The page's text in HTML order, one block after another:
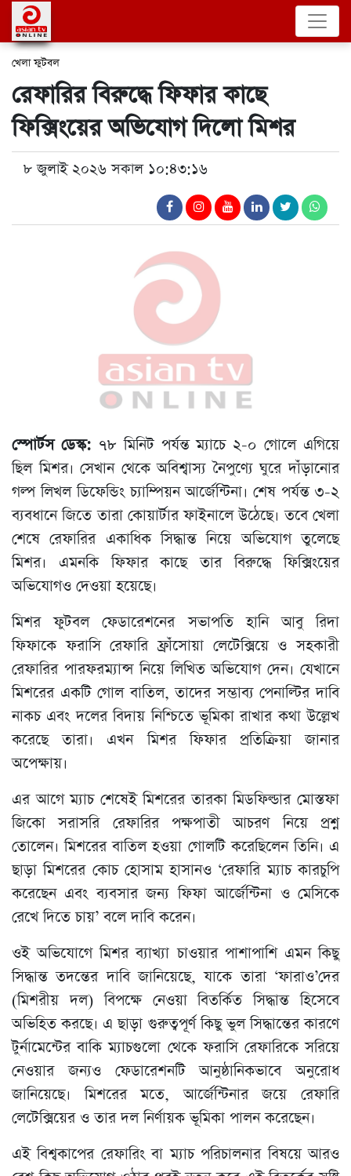
খেলা ফুটবল
রেফারির বিরুদ্ধে ফিফার কাছে
ফিক্সিংয়ের অভিযোগ দিলো মিশর
৮ জুলাই ২০২৬ সকাল ১০:৪৩:১৬
স্পোর্টস ডেস্ক: ৭৮ মিনিট পর্যন্ত ম্যাচে ২-০ গোলে এগিয়ে
ছিল মিশর। সেখান থেকে অবিশ্বাস্য নৈপুণ্যে ঘুরে দাঁড়ানোর
গল্প লিখল ডিফেন্ডিং চ্যাম্পিয়ন আর্জেন্টিনা। শেষ পর্যন্ত ৩-২
ব্যবধানে জিতে তারা কোয়ার্টার ফাইনালে উঠেছে। তবে খেলা
শেষে রেফারির একাধিক সিদ্ধান্ত নিয়ে অভিযোগ তুলেছে
মিশর। এমনকি ফিফার কাছে তার বিরুদ্ধে ফিক্সিংয়ের
অভিযোগও দেওয়া হয়েছে।
মিশর ফুটবল ফেডারেশনের সভাপতি হানি আবু রিদা
ফিফাকে ফরাসি রেফারি ফ্রাঁসোয়া লেটেক্সিয়ে ও সহকারী
রেফারির পারফরম্যান্স নিয়ে লিখিত অভিযোগ দেন। যেখানে
মিশরের একটি গোল বাতিল, তাদের সম্ভাব্য পেনাল্টির দাবি
নাকচ এবং দলের বিদায় নিশ্চিতে ভূমিকা রাখার কথা উল্লেখ
করেছে তারা। এখন মিশর ফিফার প্রতিক্রিয়া জানার
অপেক্ষায়।
এর আগে ম্যাচ শেষেই মিশরের তারকা মিডফিল্ডার মোস্তফা
জিকো সরাসরি রেফারির পক্ষপাতী আচরণ নিয়ে প্রশ্ন
তোলেন। মিশরের বাতিল হওয়া গোলটি করেছিলেন তিনি। এ
ছাড়া মিশরের কোচ হোসাম হাসানও ‘রেফারি ম্যাচ কারচুপি
করেছেন এবং ব্যবসার জন্য ফিফা আর্জেন্টিনা ও মেসিকে
রেখে দিতে চায়’ বলে দাবি করেন।
ওই অভিযোগে মিশর ব্যাখ্যা চাওয়ার পাশাপাশি এমন কিছু
সিদ্ধান্ত তদন্তের দাবি জানিয়েছে, যাকে তারা ‘ফারাও’দের
(মিশরীয় দল) বিপক্ষে নেওয়া বিতর্কিত সিদ্ধান্ত হিসেবে
অভিহিত করছে। এ ছাড়া গুরুত্বপূর্ণ কিছু ভুল সিদ্ধান্তের কারণে
টুর্নামেন্টের বাকি ম্যাচগুলো থেকে ফরাসি রেফারিকে সরিয়ে
নেওয়ার জন্যও ফেডারেশনটি আনুষ্ঠানিকভাবে অনুরোধ
জানিয়েছে। মিশরের মতে, আর্জেন্টিনার জয়ে রেফারি
লেটেক্সিয়ের ও তার দল নির্ণায়ক ভূমিকা পালন করেছেন।
এই বিশ্বকাপের রেফারিং বা ম্যাচ পরিচালনার বিষয়ে আরও